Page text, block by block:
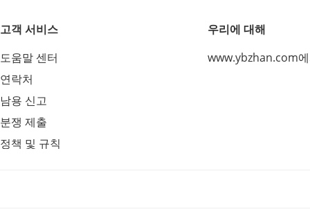
고객 서비스
도움말 센터
연락처
남용 신고
분쟁 제출
정책 및 규칙
우리에 대해
www.ybzhan.com